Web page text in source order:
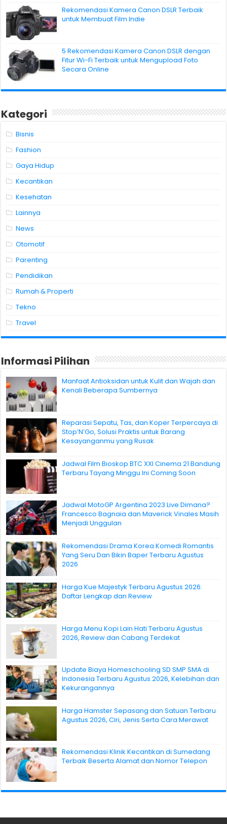
Rekomendasi Kamera Canon DSLR Terbaik
untuk Membuat Film Indie
5 Rekomendasi Kamera Canon DSLR dengan
Fitur Wi-Fi Terbaik untuk Mengupload Foto
Secara Online
Kategori
Bisnis
Fashion
Gaya Hidup
Kecantikan
Kesehatan
Lainnya
News
Otomotif
Parenting
Pendidikan
Rumah & Properti
Tekno
Travel
Informasi Pilihan
Manfaat Antioksidan untuk Kulit dan Wajah dan
Kenali Beberapa Sumbernya
Reparasi Sepatu, Tas, dan Koper Terpercaya di
Stop’N’Go, Solusi Praktis untuk Barang
Kesayanganmu yang Rusak
Jadwal Film Bioskop BTC XXI Cinema 21 Bandung
Terbaru Tayang Minggu Ini Coming Soon
Jadwal MotoGP Argentina 2023 Live Dimana?
Francesco Bagnaia dan Maverick Vinales Masih
Menjadi Unggulan
Rekomendasi Drama Korea Komedi Romantis
Yang Seru Dan Bikin Baper Terbaru Agustus
2026
Harga Kue Majestyk Terbaru Agustus 2026:
Daftar Lengkap dan Review
Harga Menu Kopi Lain Hati Terbaru Agustus
2026, Review dan Cabang Terdekat
Update Biaya Homeschooling SD SMP SMA di
Indonesia Terbaru Agustus 2026, Kelebihan dan
Kekurangannya
Harga Hamster Sepasang dan Satuan Terbaru
Agustus 2026, Ciri, Jenis Serta Cara Merawat
Rekomendasi Klinik Kecantikan di Sumedang
Terbaik Beserta Alamat dan Nomor Telepon